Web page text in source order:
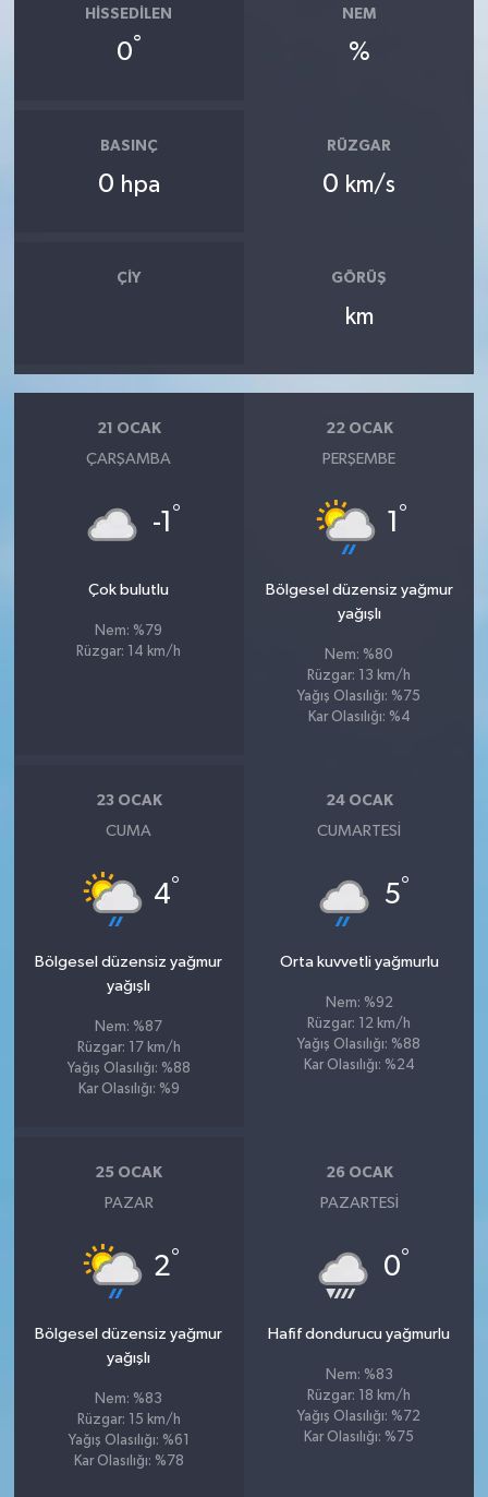
HISSEDILEN
0°
NEM
%
BASINÇ
0 hpa
RÜZGAR
0 km/s
ÇIY GÖRÜŞ
km
21 OCAK
ÇARŞAMBA
-1 °
Çok bulutlu
Nem: %79
Rüzgar: 14 km/h
22 OCAK
PERŞEMBE
1 °
Bölgesel düzensiz yağmur
yağışlı
Nem: %80
Rüzgar: 13 km/h
Yağış Olasılığı: %75
Kar Olasılığı: %4
23 OCAK
CUMA
4°
Bölgesel düzensiz yağmur
yağışlı
Nem: %87
Rüzgar: 17 km/h
Yağış Olasılığı: %88
Kar Olasılığı: %9
24 OCAK
CUMARTESI
5°
Orta kuvvetli yağmurlu
Nem: %92
Rüzgar: 12 km/h
Yağış Olasılığı: %88
Kar Olasılığı: %24
25 OCAK
PAZAR
2°
Bölgesel düzensiz yağmur
yağışlı
Nem: %83
Rüzgar: 15 km/h
Yağış Olasılığı: %61
Kar Olasılığı: %78
26 OCAK
PAZARTESI
0°
Hafif dondurucu yağmurlu
Nem: %83
Rüzgar: 18 km/h
Yağış Olasılığı: %72
Kar Olasılığı: %75